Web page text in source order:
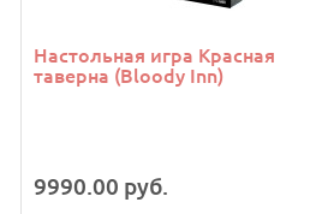
Настольная игра Красная
таверна (Bloody Inn)
9990.00 руб.